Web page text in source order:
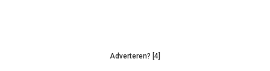
Adverteren? [4]